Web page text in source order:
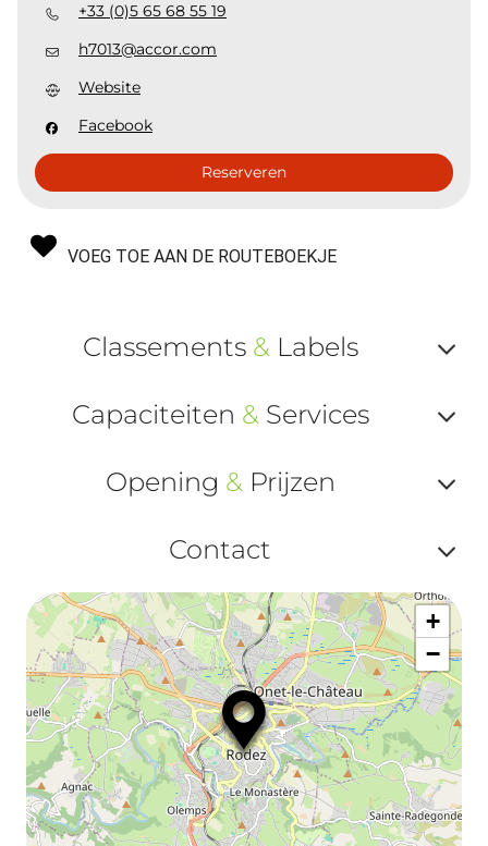
+33 (0)5 65 68 55 19
h7013@accor.com
Website
Facebook
Reserveren
VOEG TOE AAN DE ROUTEBOEKJE
Classements &Labels
ou
Capaciteiten &Services
ou
Opening &Prijzen
ou
et
Contact
ou
+
−